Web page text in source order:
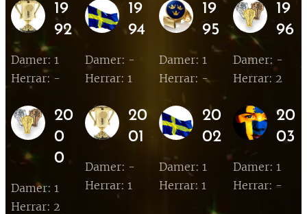
19
92
Damer: 1
Herrar: -
19
94
Damer: -
Herrar: 1
19
95
Damer: 1
Herrar: -
19
96
Damer: -
Herrar: 2
20
0
0
Damer: 1
Herrar: 2
20
01
Damer: -
Herrar: 1
20
02
Damer: 1
Herrar: 1
20
03
Damer: 1
Herrar: -